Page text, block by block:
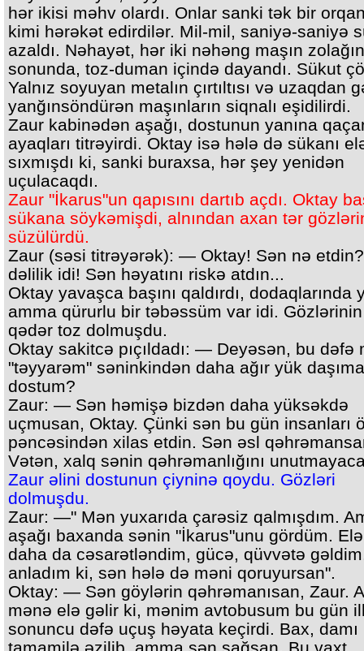
hər ikisi məhv olardı. Onlar sanki tək bir
kimi hərəkət edirdilər. Mil-mil, saniyə-saniyə
azaldı. Nəhayət, hər iki nəhəng maşın
sonunda, toz-duman içində dayandı. Sükut
Yalnız soyuyan metalın çırtıltısı və uzaqdan
yanğınsöndürən maşınların siqnalı eşidilirdi.
Zaur kabinədən aşağı, dostunun yanına
ayaqları titrəyirdi. Oktay isə hələ də sükanı
sıxmışdı ki, sanki buraxsa, hər şey yenidən
uçulacaqdı.
Zaur "İkarus"un qapısını dartıb açdı. Oktay
sükana söykəmişdi, alnından axan tər
süzülürdü.
Zaur (səsi titrəyərək): — Oktay! Sən nə
dəlilik idi! Sən həyatını riskə atdın...
Oktay yavaşca başını qaldırdı, dodaqlarında
amma qürurlu bir təbəssüm var idi.
qədər toz dolmuşdu.
Oktay sakitcə pıçıldadı: — Deyəsən, bu dəfə
"təyyarəm" səninkindən daha ağır yük
dostum?
Zaur: — Sən həmişə bizdən daha yüksəkdə
uçmusan, Oktay. Çünki sən bu gün insanları
pəncəsindən xilas etdin. Sən əsl
Vətən, xalq sənin qəhrəmanlığını
Zaur əlini dostunun çiyninə qoydu. Gözləri
dolmuşdu.
Zaur: —" Mən yuxarıda çarəsiz qalmışdım.
aşağı baxanda sənin "İkarus"unu gördüm.
daha da cəsarətləndim, gücə, qüvvətə
anladım ki, sən hələ də məni qoruyursan".
Oktay: — Sən göylərin qəhrəmanısan, Zaur.
mənə elə gəlir ki, mənim avtobusum bu gün
sonuncu dəfə uçuş həyata keçirdi. Bax, damı